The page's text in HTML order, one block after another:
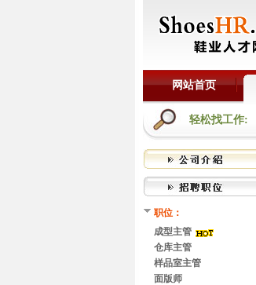
网站首页
轻松找工作:
职位：
成型主管
仓库主管
样品室主管
面版师